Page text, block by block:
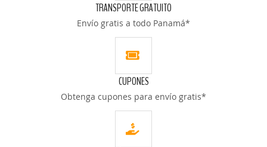
TRANSPORTE GRATUITO
Envío gratis a todo Panamá*
CUPONES
Obtenga cupones para envío gratis*